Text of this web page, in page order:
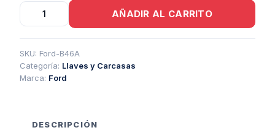
Llave
Emergencia
Ford
Fo31
cantidad
AÑADIR AL CARRITO
SKU: Ford-B46A
Categoría: Llaves y Carcasas
Marca: Ford
DESCRIPCIÓN